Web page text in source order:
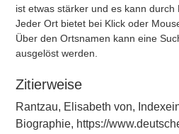
ist etwas stärker und es kann durch
Jeder Ort bietet bei Klick oder
Über den Ortsnamen kann eine
ausgelöst werden.
Zitierweise
Rantzau, Elisabeth von,
Biographie, https://